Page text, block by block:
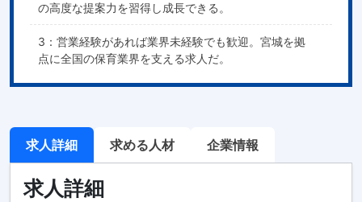
の高度な提案力を習得し成長できる。
3：営業経験があれば業界未経験でも歓迎。宮城を拠
点に全国の保育業界を支える求人だ。
求人詳細 求める人材 企業情報
求人詳細